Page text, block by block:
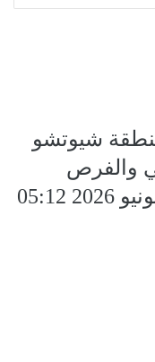
شيوتشو
والفرص
الاستثماريةاليوم الثلاثاء، 2 يونيو 2026 05:12